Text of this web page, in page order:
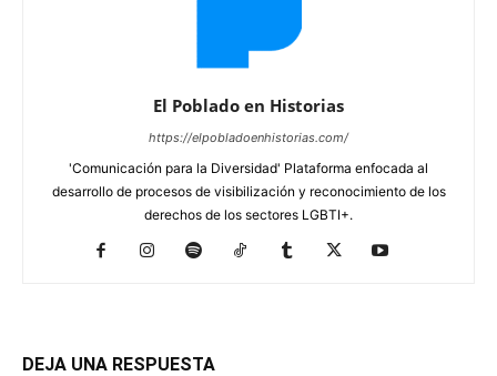
El Poblado en Historias
https://elpobladoenhistorias.com/
'Comunicación para la Diversidad' Plataforma enfocada al
desarrollo de procesos de visibilización y reconocimiento de los
derechos de los sectores LGBTI+.
DEJA UNA RESPUESTA